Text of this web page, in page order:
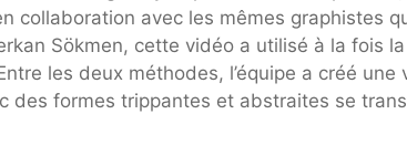
collaboration avec les mêmes graphistes
Sökmen, cette vidéo a utilisé à la fois
les deux méthodes, l’équipe a créé une
des formes trippantes et abstraites se